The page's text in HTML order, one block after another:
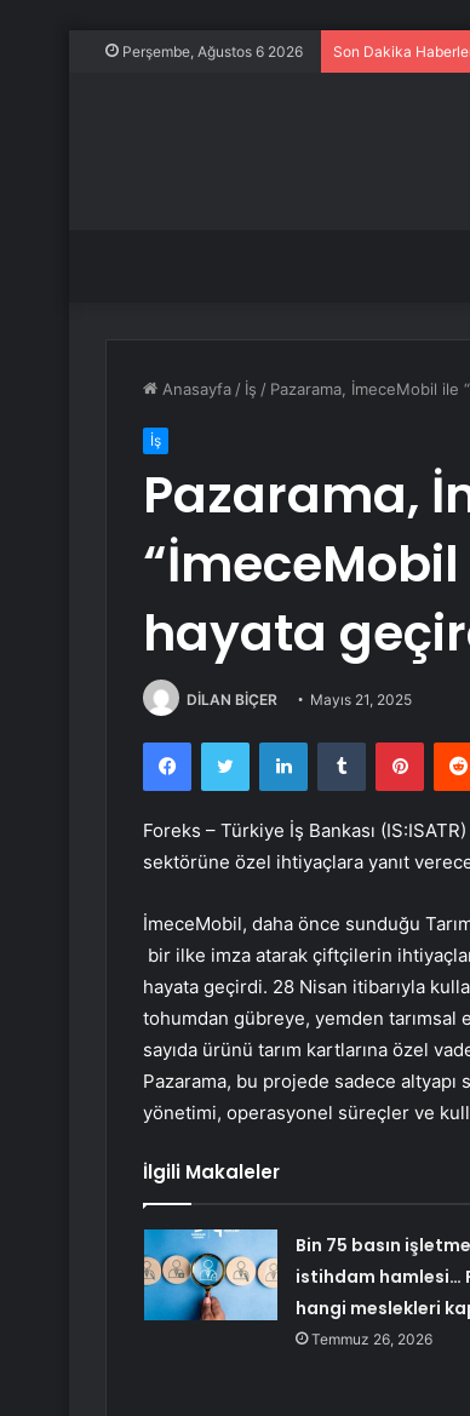
Perşembe, Ağustos 6 2026 Son Dakika
Anasayfa / İş / Pazarama, İmeceMobil ile
İş
Pazarama,
hayata
DİLAN BİÇER Mayıs 21, 2025
FacebookTwitter LinkedInTumblr
Foreks – Türkiye İş Bankası (IS:ISATR
sektörüne özel ihtiyaçlara yanıt
İmeceMobil, daha önce sunduğu
bir ilke imza atarak çiftçilerin
hayata geçirdi. 28 Nisan itibarıyla
tohumdan gübreye, yemden
sayıda ürünü tarım kartlarına özel
Pazarama, bu projede sadece altyapı
yönetimi, operasyonel süreçler ve
İlgili Makaleler
Bin 75 basın
istihdam hamlesi…
hangi meslekleri
Temmuz 26, 2026